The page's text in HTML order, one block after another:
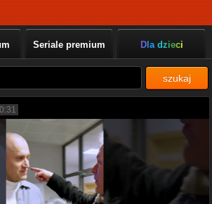
Seriale premium Dla dzieci
szukaj